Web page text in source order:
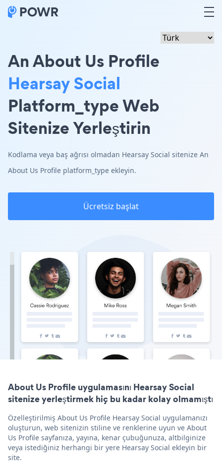
An About Us Profile
Hearsay Social
Platform_type Web
Sitenize Yerleştirin
Kodlama veya baş ağrısı olmadan Hearsay Social sitenize An
About Us Profile platform_type ekleyin.
Ücretsiz başlat
About Us Profile uygulamasını Hearsay Social
sitenize yerleştirmek hiç bu kadar kolay olmamıştı
Özelleştirilmiş About Us Profile Hearsay Social uygulamanızı
oluşturun, web sitenizin stiline ve renklerine uyun ve About
Us Profile sayfanıza, yayına, kenar çubuğunuza, altbilginize
veya istediğiniz herhangi bir yere Hearsay Social ekleyin bir
site.